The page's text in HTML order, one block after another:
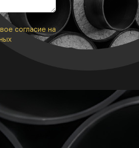
согласие на